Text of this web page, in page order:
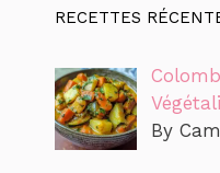
RECETTES
By